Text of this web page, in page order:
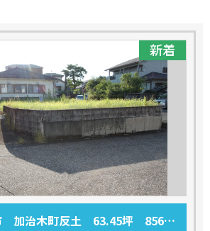
新着
加治木町反土 63.45坪 856万